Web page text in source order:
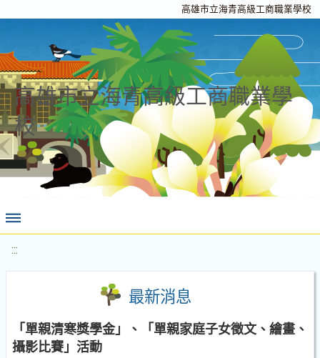
高雄市立海青高級工商職業學校
高雄市立海青高級工商職業學
校
:::
最新消息
「單親清寒獎學金」、「單親家庭子女徵文、繪畫、
攝影比賽」活動